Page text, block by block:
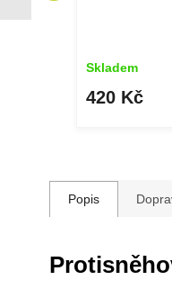
Skladem
420 Kč
Popis